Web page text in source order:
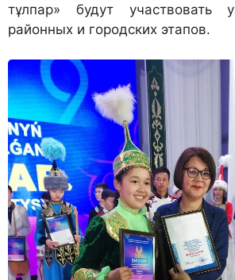
тұлпар» будут участвовать
районных и городских этапов.